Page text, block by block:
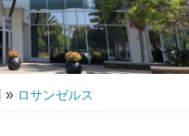
» ロサンゼルス